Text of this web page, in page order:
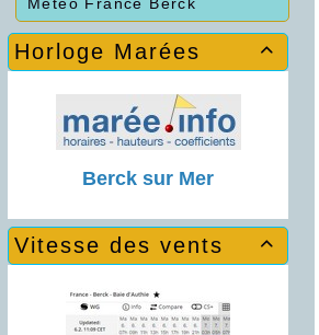
Météo France Berck

Horloge Marées
Berck sur Mer

Vitesse des vents